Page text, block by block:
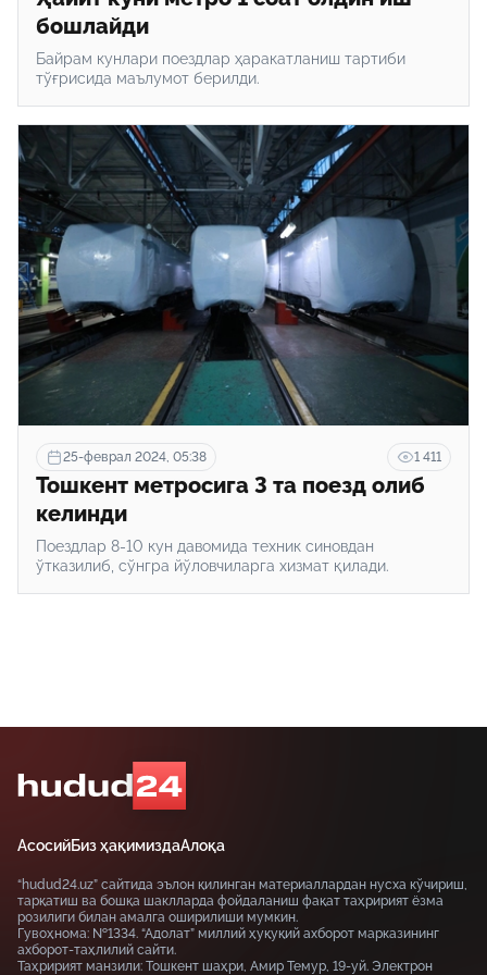
бошлайди
Байрам кунлари поездлар ҳаракатланиш тартиби
тўғрисида маълумот берилди.
25-феврал 2024, 05:38 1 411
Тошкент метросига 3 та поезд олиб
келинди
Поездлар 8-10 кун давомида техник синовдан
ўтказилиб, сўнгра йўловчиларга хизмат қилади.
АсосийБиз ҳақимиздаАлоқа
“hudud24.uz” сайтида эълон қилинган материаллардан нусха кўчириш,
тарқатиш ва бошқа шаклларда фойдаланиш фақат таҳририят ёзма
розилиги билан амалга оширилиши мумкин.
Гувоҳнома: №1334. “Адолат” миллий ҳуқуқий ахборот марказининг
ахборот-таҳлилий сайти.
Таҳририят манзили: Тошкент шаҳри, Амир Темур, 19-уй. Электрон